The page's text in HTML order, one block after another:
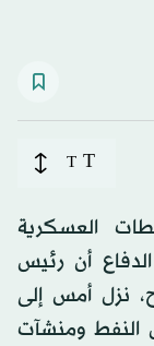
T
T
العسكرية
الدفاع أن رئيس
نزل أمس إلى
النفط ومنشآت